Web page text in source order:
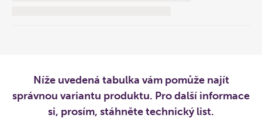
Níže uvedená tabulka vám pomůže najít
správnou variantu produktu. Pro další informace
si, prosím, stáhněte technický list.